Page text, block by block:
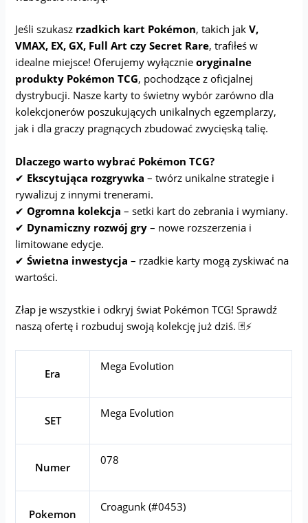
Jeśli szukasz rzadkich kart Pokémon, takich jakV,
VMAX, EX, GX, Full Art czy Secret Rare, trafiłeś w
idealne miejsce! Oferujemy wyłącznieoryginalne
produkty Pokémon TCG, pochodzące z oficjalnej
dystrybucji. Nasze karty to świetny wybór zarówno dla
kolekcjonerów poszukujących unikalnych egzemplarzy,
jak i dla graczy pragnących zbudować zwycięską talię.
Dlaczego warto wybrać Pokémon TCG?
✔ Ekscytująca rozgrywka – twórz unikalne strategie i
rywalizuj z innymi trenerami.
✔Ogromna kolekcja – setki kart do zebrania i wymiany.
✔ Dynamiczny rozwój gry – nowe rozszerzenia i
limitowane edycje.
✔Świetna inwestycja – rzadkie karty mogą zyskiwać na
wartości.
Złap je wszystkie i odkryj świat Pokémon TCG! Sprawdź
naszą ofertę i rozbuduj swoją kolekcję już dziś. 🃏⚡
Era
Mega Evolution
SET
Mega Evolution
Numer
078
Pokemon
Croagunk (#0453)